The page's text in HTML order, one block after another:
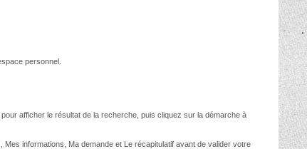
personnel.
pour afficher le résultat de la recherche, puis cliquez sur la démarche à
Mes informations, Ma demande et Le récapitulatif avant de valider votre